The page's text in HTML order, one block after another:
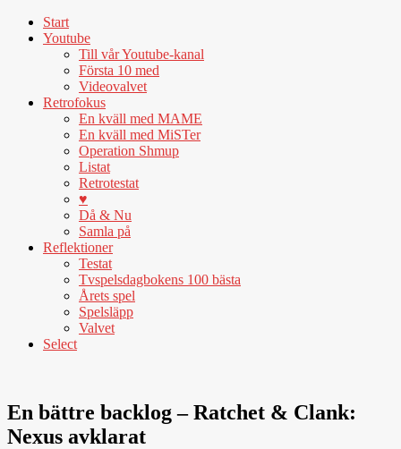
Start
Youtube
Till vår Youtube-kanal
Första 10 med
Videovalvet
Retrofokus
En kväll med MAME
En kväll med MiSTer
Operation Shmup
Listat
Retrotestat
♥
Då & Nu
Samla på
Reflektioner
Testat
Tvspelsdagbokens 100 bästa
Årets spel
Spelsläpp
Valvet
Select
En bättre backlog – Ratchet & Clank:
Nexus avklarat